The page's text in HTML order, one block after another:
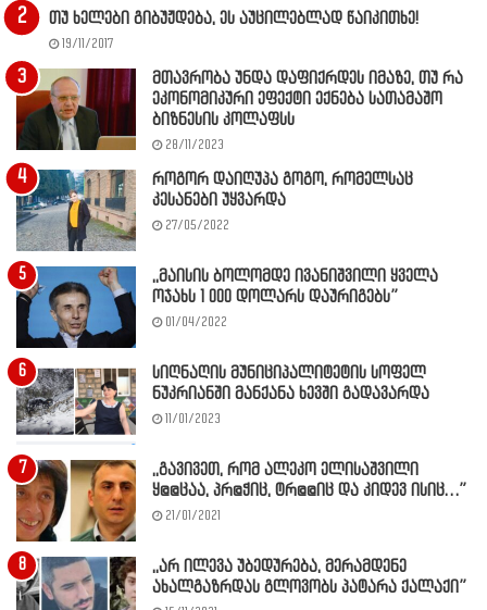
თუ ხელები გიბუჟდება, ეს აუცილებლად წაიკითხე!
19/11/2017
მთავრობა უნდა დაფიქრდეს იმაზე, თუ რა
ეკონომიკური ეფექტი ექნება სათამაშო
ბიზნესის კოლაფსს
28/11/2023
როგორ დაიღუპა გოგო, რომელსაც
კესანები უყვარდა
27/05/2022
,,მაისის ბოლომდე ივანიშვილი ყველა
ოჯახს 1 000 დოლარს დაურიგებს”
01/04/2022
სიღნაღის მუნიციპალიტეტის სოფელ
ნუკრიანში მანქანა ხევში გადავარდა
11/01/2023
,,გავივეთ, რომ ალეკო ელისაშვილი
ყ@@ცაა, პრ@ჭიც, ტრ@@იც და კიდევ ისიც…”
21/01/2021
,,არ ილევა უბედურება, მერამდენე
ახალგაზრდას გლოვობს პატარა ქალაქი”